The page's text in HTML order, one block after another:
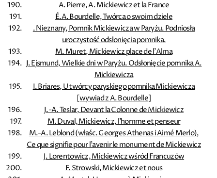
A. Pierre, A. Mickiewicz et la France
É.A. Bourdelle, Twórca o swoim dziele
. Nieznany, Pomnik Mickiewicza w Paryżu. Podniosła
uroczystość odsłonięcia pomnika.
M. Muret, Mickiewicz place de l'Alma
J. Ejsmund, Wielkie dni w Paryżu. Odsłonięcie pomnika A.
Mickiewicza
I. Briares, U twórcy paryskiego pomnika Mickiewicza
[wywiad z A. Bourdelle]
J.-A. Teslar, Devant la Colonne de Mickiewicz
M. Duval, Mickiewicz, l'homme et penseur
M.-A. Leblond (właśc. Georges Athenas i Aimé Merlo),
Ce que signifie pour l'avenir le monument de Mickiewicz
J. Lorentowicz, Mickiewicz wśród Francuzów
F. Strowski, Mickiewicz et nous